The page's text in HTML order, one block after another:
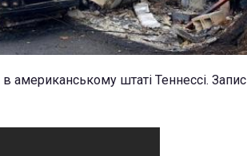
американському штаті Теннессі. Запис